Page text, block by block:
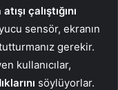
çalıştığını
sensör, ekranın
gerekir.
kullanıcılar,
söylüyorlar.